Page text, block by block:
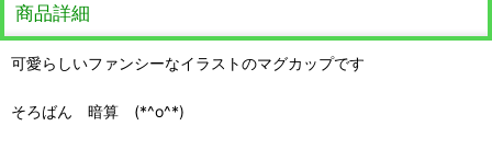
商品詳細
可愛らしいファンシーなイラストのマグカップです
そろばん 暗算 (*^o^*)